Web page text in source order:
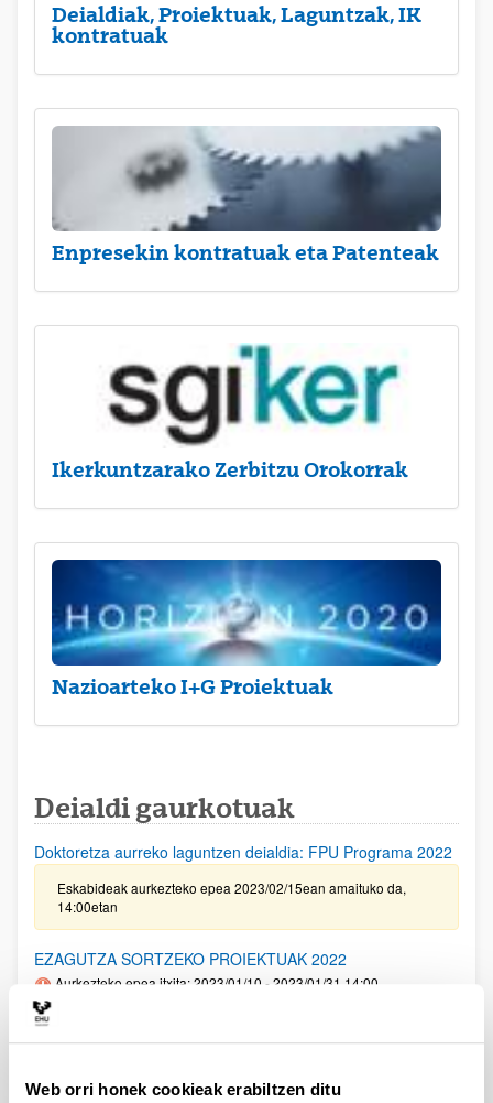
Web orri honek cookieak erabiltzen ditu
Deialdiak, Proiektuak, Laguntzak, IK
kontratuak
Enpresekin kontratuak eta Patenteak
Ikerkuntzarako Zerbitzu Orokorrak
Nazioarteko I+G Proiektuak
Deialdi gaurkotuak
Doktoretza aurreko laguntzen deialdia: FPU Programa 2022
Eskabideak aurkezteko epea 2023/02/15ean amaituko da,
14:00etan
EZAGUTZA SORTZEKO PROIEKTUAK 2022
Aurkezteko epea itxita: 2023/01/10 - 2023/01/31 14:00
dokumentua argitaratu zen berriro, 2. puntua aldatu ondoren,